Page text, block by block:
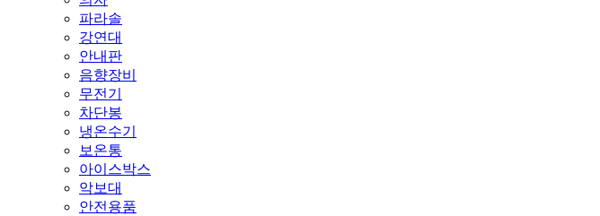
파라솔
강연대
안내판
음향장비
무전기
차단봉
냉온수기
보온통
아이스박스
악보대
안전용품